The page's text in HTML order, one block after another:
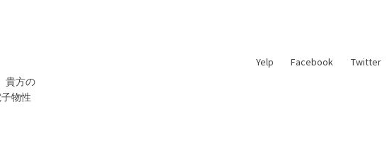
貴方の
物性
Yelp Facebook Twitter